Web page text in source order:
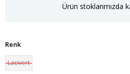
Ürün stoklarımızda
Renk
Lacivert